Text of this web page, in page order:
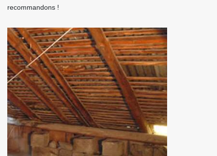
recommandons !